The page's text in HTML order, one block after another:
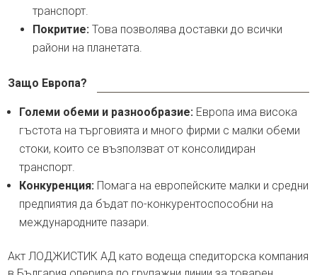
транспорт.
Покритие:Това позволява доставки до всички
райони на планетата.
Защо Европа?
Големи обеми и разнообразие: Европа има висока
гъстота на търговията и много фирми с малки обеми
стоки, които се възползват от консолидиран
транспорт.
Конкуренция: Помага на европейските малки и средни
предпиятия да бъдат по-конкурентоспособни на
международните пазари.
Акт ЛОДЖИСТИК АД като водеща спедиторска компания